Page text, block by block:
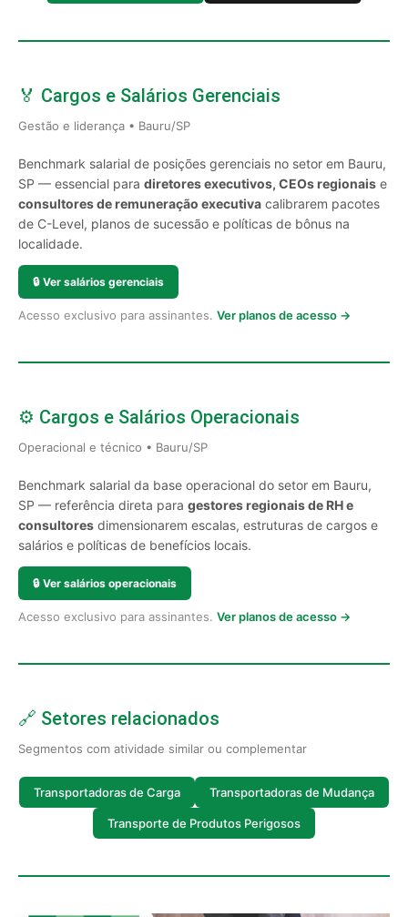
🏅 Cargos e Salários Gerenciais
Gestão e liderança • Bauru/SP
Benchmark salarial de posições gerenciais no setor em Bauru,
SP — essencial para diretores executivos, CEOs regionais e
consultores de remuneração executiva calibrarem pacotes
de C-Level, planos de sucessão e políticas de bônus na
localidade.
🔒 Ver salários gerenciais
Acesso exclusivo para assinantes. Ver planos de acesso →
⚙️ Cargos e Salários Operacionais
Operacional e técnico • Bauru/SP
Benchmark salarial da base operacional do setor em Bauru,
SP — referência direta para gestores regionais de RH e
consultores dimensionarem escalas, estruturas de cargos e
salários e políticas de benefícios locais.
🔒 Ver salários operacionais
Acesso exclusivo para assinantes. Ver planos de acesso →
🔗 Setores relacionados
Segmentos com atividade similar ou complementar
Transportadoras de Carga Transportadoras de Mudança
Transporte de Produtos Perigosos